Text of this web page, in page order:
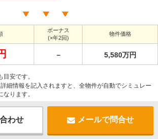
ボーナス
(×年2回)
物件価格
－ 5,580万円
安です。
細情報を記入されますと、全物件が自動でシミュレー
ります。
わせ メールで問合せ